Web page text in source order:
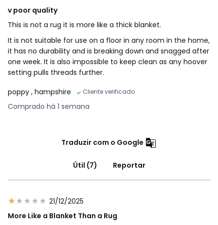
v poor quality
This is not a rug it is more like a thick blanket.
It is not suitable for use on a floor in any room in the home,
it has no durability and is breaking down and snagged after
one week. It is also impossible to keep clean as any hoover
setting pulls threads further.
poppy , hampshire Cliente verificado
Comprado há 1 semana
Traduzir com o Google
Útil (7) Reportar
21/12/2025
More Like a Blanket Than a Rug